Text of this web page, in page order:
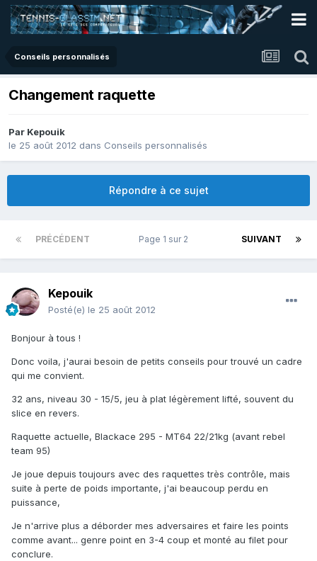
Conseils personnalisés
Changement raquette
Par Kepouik
le 25 août 2012 dans Conseils personnalisés
Répondre à ce sujet
PRÉCÉDENT SUIVANT
Page 1 sur 2
Kepouik
Posté(e) le 25 août 2012
Bonjour à tous !
Donc voila, j'aurai besoin de petits conseils pour trouvé un cadre
qui me convient.
32 ans, niveau 30 - 15/5, jeu à plat légèrement lifté, souvent du
slice en revers.
Raquette actuelle, Blackace 295 - MT64 22/21kg (avant rebel
team 95)
Je joue depuis toujours avec des raquettes très contrôle, mais
suite à perte de poids importante, j'ai beaucoup perdu en
puissance,
Je n'arrive plus a déborder mes adversaires et faire les points
comme avant... genre point en 3-4 coup et monté au filet pour
conclure.